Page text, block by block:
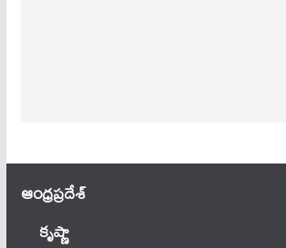
ఆంధ్ర‌ప్ర‌దేశ్
కృష్ణా